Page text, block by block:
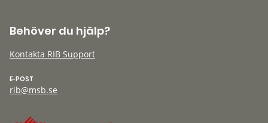
Behöver du hjälp?
Kontakta RIB Support
E-POST
rib@msb.se